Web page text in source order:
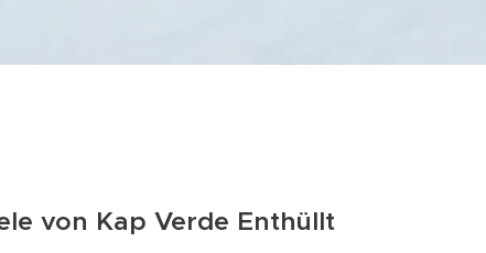
von Kap Verde Enthüllt